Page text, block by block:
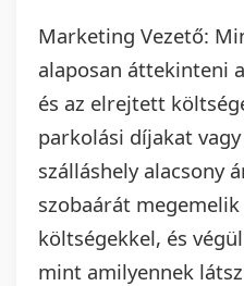
Marketing Vezető:
alaposan áttekinteni
és az elrejtett
parkolási díjakat
szálláshely alacsony
szobaárát megemelik
költségekkel, és
mint amilyennek